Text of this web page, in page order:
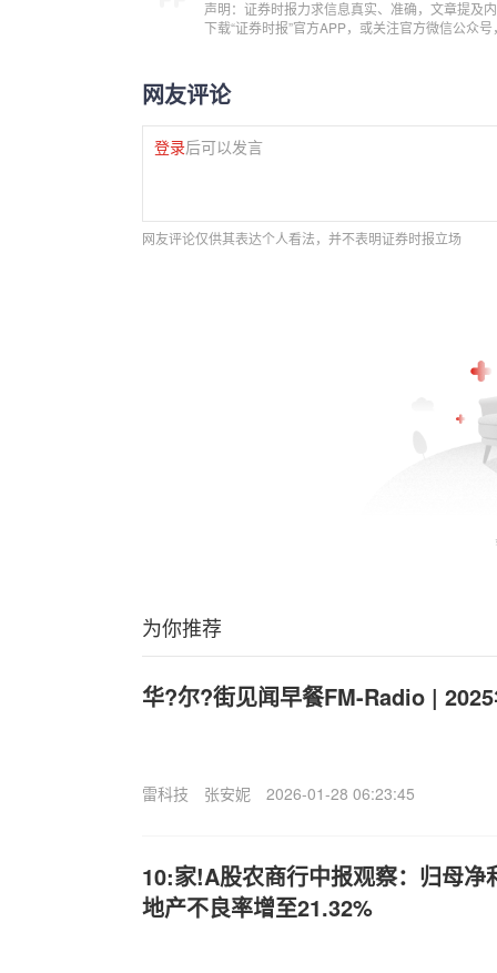
声明：证券时报力求信息真实、准确，文章提及
下载“证券时报”官方APP，或关注官方微信公众
网友评论
登录后可以发言
网友评论仅供其表达个人看法，并不表明证券时报立场
为你推荐
华?尔?街见闻早餐FM-Radio |
雷科技 张安妮 2026-01-28 06:23:45
10:家!A股农商行中报观察：归母净
地产不良率增至21.32%